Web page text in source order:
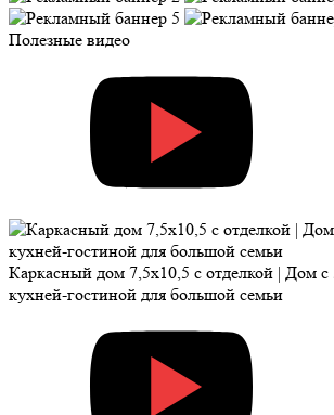
Полезные видео
Каркасный дом 7,5х10,5 с отделкой | Дом с
кухней-гостиной для большой семьи